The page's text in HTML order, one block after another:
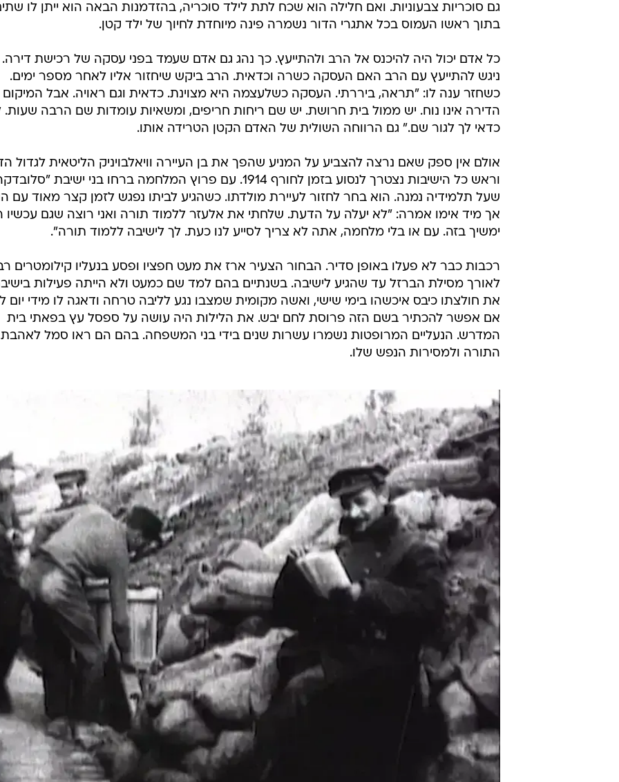
גם סוכריות צבעוניות. ואם חלילה הוא שכח לתת לילד סוכריה, בהזדמנות הבאה הוא ייתן לו
בתוך ראשו העמוס בכל אתגרי הדור נשמרה פינה מיוחדת לחיוך של ילד קטן.
כל אדם יכול היה להיכנס אל הרב ולהתייעץ. כך נהג גם אדם שעמד בפני עסקה של רכישת דירה.
ניגש להתייעץ עם הרב האם העסקה כשרה וכדאית. הרב ביקש שיחזור אליו לאחר מספר ימים.
כשחזר ענה לו: "תראה, ביררתי. העסקה כשלעצמה היא מצוינת. כדאית וגם ראויה. אבל
הדירה אינו נוח. יש ממול בית חרושת. יש שם ריחות חריפים, ומשאיות עומדות שם הרבה שעות.
כדאי לך לגור שם." גם הרווחה השולית של האדם הקטן הטרידה אותו.
אולם אין ספק שאם נרצה להצביע על המניע שהפך את בן העיירה וויאלבויניק הליטאית לגדול
וראש כל הישיבות נצטרך לנסוע בזמן לחורף 1914. עם פרוץ המלחמה ברחו בני ישיבת
שעל תלמידיה נמנה. הוא בחר לחזור לעיירת מולדתו. כשהגיע לביתו נפגש לזמן קצר מאוד עם
אך מיד אימו אמרה: "לא יעלה על הדעת. שלחתי את אלעזר ללמוד תורה ואני רוצה שגם עכשיו
ימשיך בזה. עם או בלי מלחמה, אתה לא צריך לסייע לנו כעת. לך לישיבה ללמוד תורה".
רכבות כבר לא פעלו באופן סדיר. הבחור הצעיר ארז את מעט חפציו ופסע בנעליו קילומטרים
לאורך מסילת הברזל עד שהגיע לישיבה. בשנתיים בהם למד שם כמעט ולא הייתה פעילות
את חולצתו כיבס איכשהו בימי שישי, ואשה מקומית שמצבו נגע לליבה טרחה ודאגה לו מידי יום
אם אפשר להכתיר בשם הזה פרוסת לחם יבש. את הלילות היה עושה על ספסל עץ בפאתי בית
המדרש. הנעליים המרופטות נשמרו עשרות שנים בידי בני המשפחה. בהם הם ראו סמל לאהבת
התורה ולמסירות הנפש שלו.